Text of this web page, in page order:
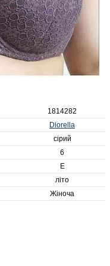
1814282
Diorella
сірий
6
E
літо
Жіноча